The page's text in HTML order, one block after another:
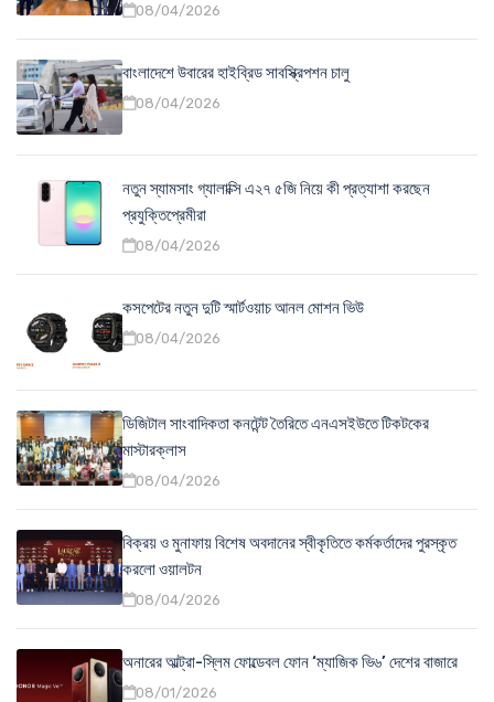
08/04/2026
বাংলাদেশে উবারের হাইব্রিড সাবস্ক্রিপশন চালু
08/04/2026
নতুন স্যামসাং গ্যালাক্সি এ২৭ ৫জি নিয়ে কী প্রত্যাশা করছেন
প্রযুক্তিপ্রেমীরা
08/04/2026
কসপেটের নতুন দুটি স্মার্টওয়াচ আনল মোশন ভিউ
08/04/2026
ডিজিটাল সাংবাদিকতা কনটেন্ট তৈরিতে এনএসইউতে টিকটকের
মাস্টারক্লাস
08/04/2026
বিক্রয় ও মুনাফায় বিশেষ অবদানের স্বীকৃতিতে কর্মকর্তাদের পুরস্কৃত
করলো ওয়ালটন
08/04/2026
অনারের আল্ট্রা-স্লিম ফোল্ডেবল ফোন ‘ম্যাজিক ভি৬’ দেশের বাজারে
08/01/2026